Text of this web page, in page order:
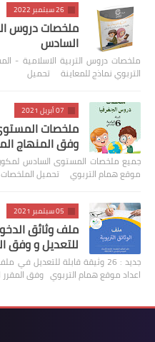
26 سبتمبر 2022
ملخصات دروس
السادس
ملخصات دروس التربية
التربوي نماذج للمعاينة تحميل
07 أبريل 2021
ملخصات
وفق المنهاج
جميع ملخصات المستوى السادس
موقع همام التربوي تحميل
05 سبتمبر 2021
للتعديل و وفق
اعداد موقع همام التربوي وفق المقرر